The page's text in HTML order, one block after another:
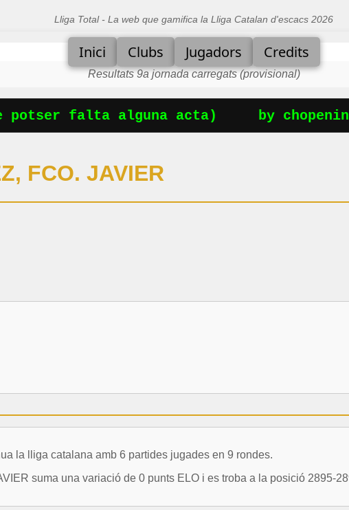
Lliga Total - La web que gamifica la Lliga Catalan d'escacs 2026
Inici Clubs Jugadors Credits
Resultats 9a jornada carregats (provisional)
potser falta alguna acta) by
FCO. JAVIER
la lliga catalana amb 6 partides jugades en 9 rondes.
suma una variació de 0 punts ELO i es troba a la posició 2895-